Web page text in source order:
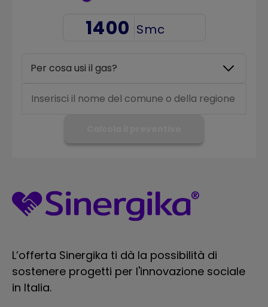
Smc
Per cosa usi il gas?
L’offerta Sinergika ti dà la possibilità di
sostenere progetti per l'innovazione sociale
in Italia.